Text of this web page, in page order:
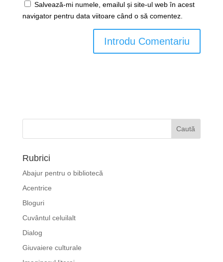
Salvează-mi numele, emailul și site-ul web în acest
navigator pentru data viitoare când o să comentez.
Rubrici
Abajur pentru o bibliotecă
Acentrice
Bloguri
Cuvântul celuilalt
Dialog
Giuvaiere culturale